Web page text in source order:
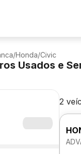
/Honda/Civic
Usados e
2